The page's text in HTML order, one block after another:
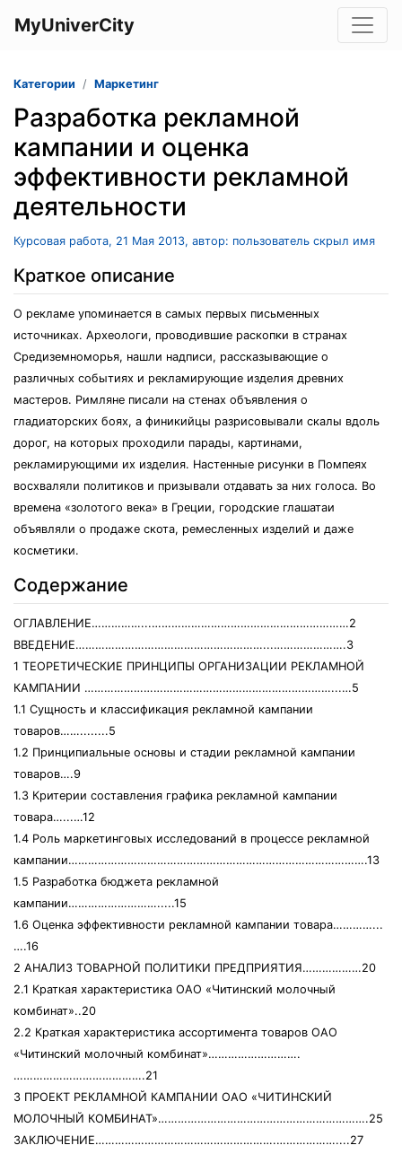
MyUniverCity
Категории Маркетинг
Разработка рекламной
кампании и оценка
эффективности рекламной
деятельности
Курсовая работа, 21 Мая 2013, автор: пользователь скрыл имя
Краткое описание
О рекламе упоминается в самых первых письменных
источниках. Археологи, проводившие раскопки в странах
Средиземноморья, нашли надписи, рассказывающие о
различных событиях и рекламирующие изделия древних
мастеров. Римляне писали на стенах объявления о
гладиаторских боях, а финикийцы разрисовывали скалы вдоль
дорог, на которых проходили парады, картинами,
рекламирующими их изделия. Настенные рисунки в Помпеях
восхваляли политиков и призывали отдавать за них голоса. Во
времена «золотого века» в Греции, городские глашатаи
объявляли о продаже скота, ремесленных изделий и даже
косметики.
Содержание
ОГЛАВЛЕНИЕ……………...……………………………………………………2
ВВЕДЕНИЕ…………………………………………………...………………….3
1 ТЕОРЕТИЧЕСКИЕ ПРИНЦИПЫ ОРГАНИЗАЦИИ РЕКЛАМНОЙ
КАМПАНИИ …………………………………………………………………...…5
1.1 Сущность и классификация рекламной кампании
товаров……........5
1.2 Принципиальные основы и стадии рекламной кампании
товаров….9
1.3 Критерии составления графика рекламной кампании
товара…...…12
1.4 Роль маркетинговых исследований в процессе рекламной
кампании……………………………………………………………………………….13
1.5 Разработка бюджета рекламной
кампании……………………….....15
1.6 Оценка эффективности рекламной кампании товара…………...
….16
2 АНАЛИЗ ТОВАРНОЙ ПОЛИТИКИ ПРЕДПРИЯТИЯ………………20
2.1 Краткая характеристика ОАО «Читинский молочный
комбинат»..20
2.2 Краткая характеристика ассортимента товаров ОАО
«Читинский молочный комбинат»……………………….
………………………………….21
3 ПРОЕКТ РЕКЛАМНОЙ КАМПАНИИ ОАО «ЧИТИНСКИЙ
МОЛОЧНЫЙ КОМБИНАТ»……………………………………………………….25
ЗАКЛЮЧЕНИЕ……………………………………………….………………....27